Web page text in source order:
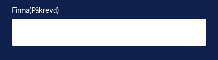
Firma(Påkrevd)